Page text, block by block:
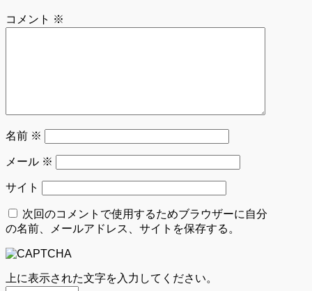
コメント ※
名前 ※
メール ※
サイト
次回のコメントで使用するためブラウザーに自分
の名前、メールアドレス、サイトを保存する。
上に表示された文字を入力してください。